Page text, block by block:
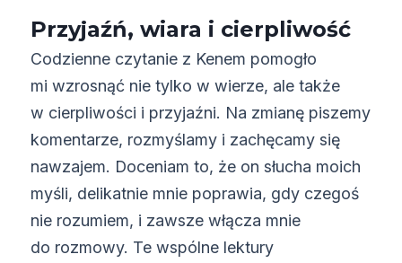
Przyjaźń, wiara i cierpliwość
Codzienne czytanie z Kenem pomogło
mi wzrosnąć nie tylko w wierze, ale także
w cierpliwości i przyjaźni. Na zmianę piszemy
komentarze, rozmyślamy i zachęcamy się
nawzajem. Doceniam to, że on słucha moich
myśli, delikatnie mnie poprawia, gdy czegoś
nie rozumiem, i zawsze włącza mnie
do rozmowy. Te wspólne lektury